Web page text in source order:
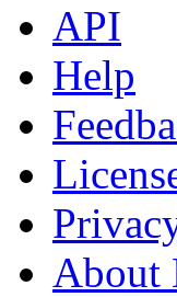
API
Help
About